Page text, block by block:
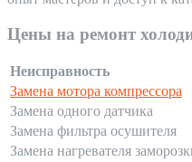
Цены на ремонт
Неисправность
Замена мотора компрессора
Замена одного датчика
Замена фильтра осушителя
Замена нагревателя